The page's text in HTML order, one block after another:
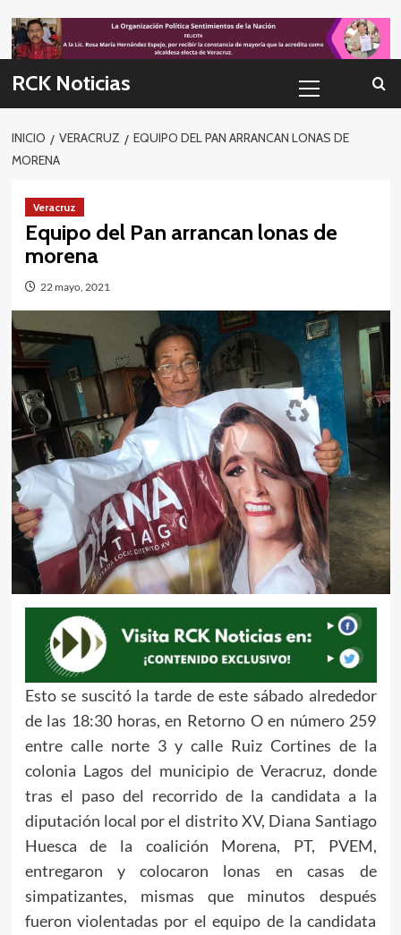
to
content
RCK Noticias
primario
INICIO VERACRUZ
EQUIPO DEL PAN ARRANCAN LONAS DE
MORENA
Veracruz
Equipo del Pan arrancan lonas de
morena
22 mayo, 2021
Esto se suscitó la tarde de este sábado alrededor
de las 18:30 horas, en Retorno O en número 259
entre calle norte 3 y calle Ruiz Cortines de la
colonia Lagos del municipio de Veracruz, donde
tras el paso del recorrido de la candidata a la
diputación local por el distrito XV, Diana Santiago
Huesca de la coalición Morena, PT, PVEM,
entregaron y colocaron lonas en casas de
simpatizantes, mismas que minutos después
fueron violentadas por el equipo de la candidata